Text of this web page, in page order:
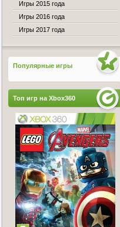
Игры 2015 года
Игры 2016 года
Игры 2017 года
Популярные игры
Топ игр на Xbox360